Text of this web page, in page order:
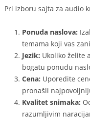
Pri izboru sajta za audio
Ponuda naslova:
temama koji vas
Jezik: Ukoliko želite
bogatu ponudu
Cena: Uporedite
pronašli
Kvalitet snimaka:
razumljivim